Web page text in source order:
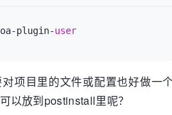
plugin-user
项目里的文件或配置也好做一
以放到postinstall里呢？